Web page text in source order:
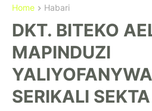
Home Habari
DKT. BITEKO
MAPINDUZI
SERIKALI